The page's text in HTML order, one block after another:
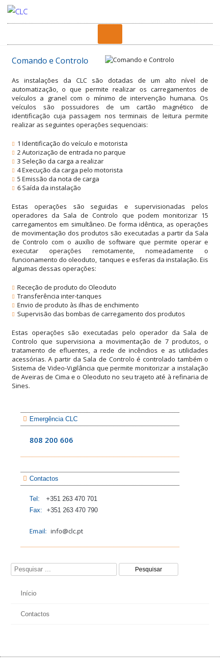
Comando e Controlo
As instalações da CLC são dotadas de um alto nível de
automatização, o que permite realizar os carregamentos de
veículos a granel com o mínimo de intervenção humana. Os
veículos são possuidores de um cartão magnético de
identificação cuja passagem nos terminais de leitura permite
realizar as seguintes operações sequenciais:
1 Identificação do veículo e motorista
2 Autorização de entrada no parque
3 Seleção da carga a realizar
4 Execução da carga pelo motorista
5 Emissão da nota de carga
6 Saída da instalação
Estas operações são seguidas e supervisionadas pelos
operadores da Sala de Controlo que podem monitorizar 15
carregamentos em simultâneo. De forma idêntica, as operações
de movimentação dos produtos são executadas a partir da Sala
de Controlo com o auxílio de software que permite operar e
executar operações remotamente, nomeadamente o
funcionamento do oleoduto, tanques e esferas da instalação. Eis
algumas dessas operações:
Receção de produto do Oleoduto
Transferência inter-tanques
Envio de produto às ilhas de enchimento
Supervisão das bombas de carregamento dos produtos
Estas operações são executadas pelo operador da Sala de
Controlo que supervisiona a movimentação de 7 produtos, o
tratamento de efluentes, a rede de incêndios e as utilidades
acessórias. A partir da Sala de Controlo é controlado também o
Sistema de Video-Vigilância que permite monitorizar a instalação
de Aveiras de Cima e o Oleoduto no seu trajeto até à refinaria de
Sines.
Emergência CLC
808 200 606
Contactos
Tel:
+351 263 470 701
Fax:
+351 263 470 790
Email: info@clc.pt
Pesquisar por:
Início
Contactos